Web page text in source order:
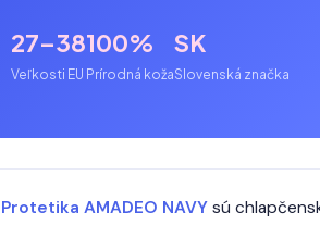
27–38
Veľkosti EU
100%
Prírodná koža
SK
Slovenská značka
Protetika AMADEO NAVY sú